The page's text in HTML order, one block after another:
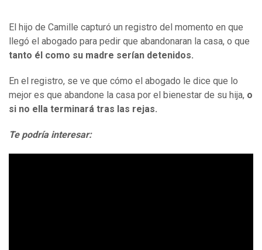
El hijo de Camille capturó un registro del momento en que
llegó el abogado para pedir que abandonaran la casa, o que
tanto él como su madre serían detenidos.
En el registro, se ve que cómo el abogado le dice que lo
mejor es que abandone la casa por el bienestar de su hija, o
si no ella terminará tras las rejas.
Te podría interesar: